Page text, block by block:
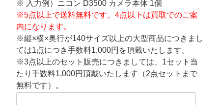
※ 入力例）ニコン D3500 カメラ本体 1個
※5点以上で送料無料です。4点以下は買取でのご案
内になります。
※縦×横×奥行が140サイズ以上の大型商品につきまし
ては1点につき手数料1,000円を頂戴いたします。
※3点以上のセット販売につきましては、1セット当
たり手数料1,000円頂戴いたします（2点セットまで
無料です）。